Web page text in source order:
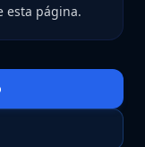
esta página.